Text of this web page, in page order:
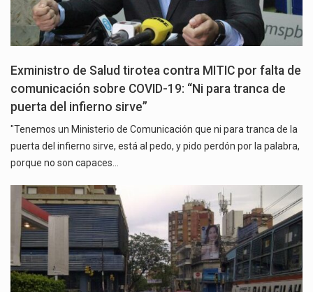
Exministro de Salud tirotea contra MITIC por falta de
comunicación sobre COVID-19: “Ni para tranca de
puerta del infierno sirve”
"Tenemos un Ministerio de Comunicación que ni para tranca de la
puerta del infierno sirve, está al pedo, y pido perdón por la palabra,
porque no son capaces…